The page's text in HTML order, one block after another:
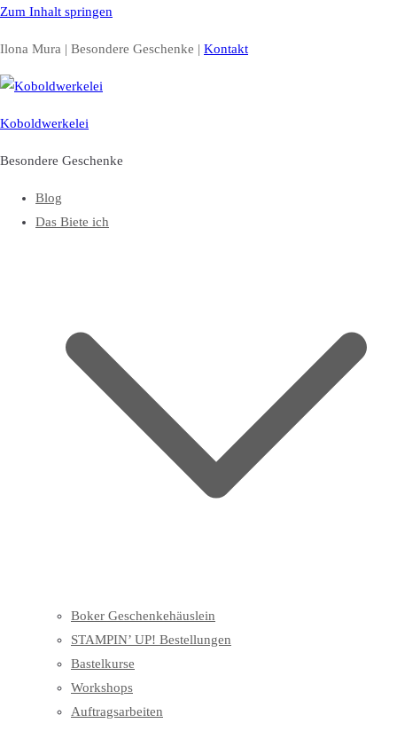
Zum Inhalt springen
Ilona Mura | Besondere Geschenke | Kontakt
Koboldwerkelei
Besondere Geschenke
Blog
Das Biete ich
Boker Geschenkehäuslein
STAMPIN’ UP! Bestellungen
Bastelkurse
Workshops
Auftragsarbeiten